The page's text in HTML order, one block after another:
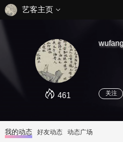
艺客主页
461 关注
我的动态 好友动态 动态广场